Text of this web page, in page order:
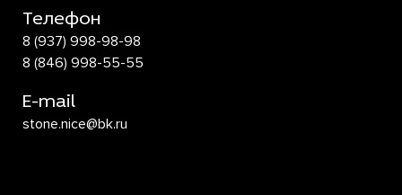
Телефон
8 (937) 998-98-98
8 (846) 998-55-55
E-mail
stone.nice@bk.ru